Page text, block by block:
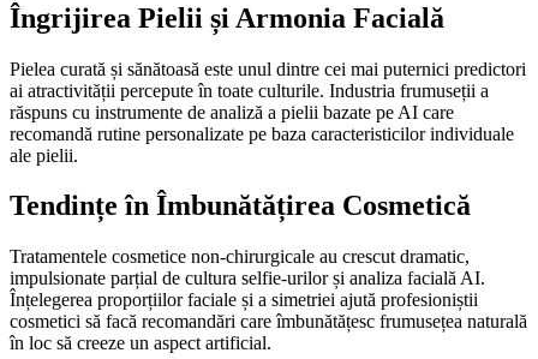
Îngrijirea Pielii și Armonia Facială
Pielea curată și sănătoasă este unul dintre cei mai puternici predictori
ai atractivității percepute în toate culturile. Industria frumuseții a
răspuns cu instrumente de analiză a pielii bazate pe AI care
recomandă rutine personalizate pe baza caracteristicilor individuale
ale pielii.
Tendințe în Îmbunătățirea Cosmetică
Tratamentele cosmetice non-chirurgicale au crescut dramatic,
impulsionate parțial de cultura selfie-urilor și analiza facială AI.
Înțelegerea proporțiilor faciale și a simetriei ajută profesioniștii
cosmetici să facă recomandări care îmbunătățesc frumusețea naturală
în loc să creeze un aspect artificial.